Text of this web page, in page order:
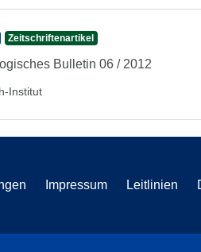
Zeitschriftenartikel
Bulletin 06 / 2012
Institut
Impressum Leitlinien